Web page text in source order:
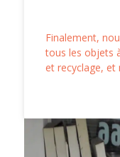
Finalement,
tous les objets
et recyclage, et